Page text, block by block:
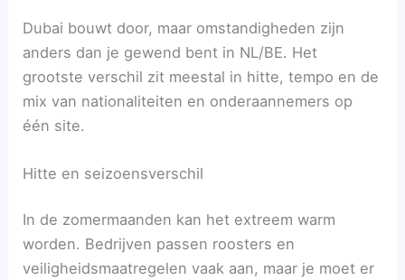
Dubai bouwt door, maar omstandigheden zijn
anders dan je gewend bent in NL/BE. Het
grootste verschil zit meestal in hitte, tempo en de
mix van nationaliteiten en onderaannemers op
één site.
Hitte en seizoensverschil
In de zomermaanden kan het extreem warm
worden. Bedrijven passen roosters en
veiligheidsmaatregelen vaak aan, maar je moet er